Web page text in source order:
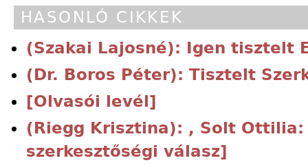
HASONLÓ CIKKEK
(Szakai Lajosné): Igen tisztelt
(Dr. Boros Péter): Tisztelt
[Olvasói levél]
(Riegg Krisztina): , Solt Ottilia:
szerkesztőségi válasz]